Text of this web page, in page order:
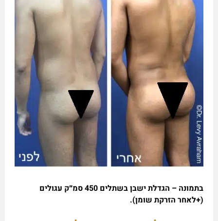
בתמונה – הגדלת ישבן בשתלים 450 סמ״ק עגולים
(+לאחר הזרקת שומן).